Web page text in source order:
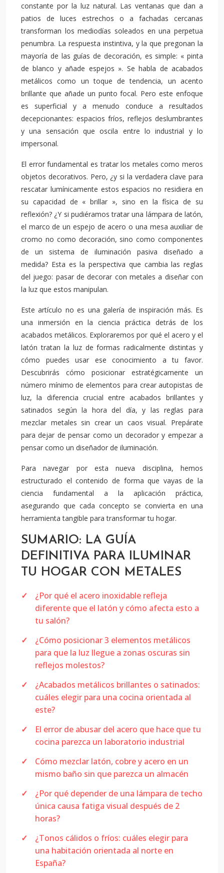
constante por la luz natural. Las ventanas que dan a
patios de luces estrechos o a fachadas cercanas
transforman los mediodías soleados en una perpetua
penumbra. La respuesta instintiva, y la que pregonan la
mayoría de las guías de decoración, es simple: « pinta
de blanco y añade espejos ». Se habla de acabados
metálicos como un toque de tendencia, un acento
brillante que añade un punto focal. Pero este enfoque
es superficial y a menudo conduce a resultados
decepcionantes: espacios fríos, reflejos deslumbrantes
y una sensación que oscila entre lo industrial y lo
impersonal.
El error fundamental es tratar los metales como meros
objetos decorativos. Pero, ¿y si la verdadera clave para
rescatar lumínicamente estos espacios no residiera en
su capacidad de « brillar », sino en la física de su
reflexión? ¿Y si pudiéramos tratar una lámpara de latón,
el marco de un espejo de acero o una mesa auxiliar de
cromo no como decoración, sino como componentes
de un sistema de iluminación pasiva diseñado a
medida? Esta es la perspectiva que cambia las reglas
del juego: pasar de decorar con metales a diseñar con
la luz que estos manipulan.
Este artículo no es una galería de inspiración más. Es
una inmersión en la ciencia práctica detrás de los
acabados metálicos. Exploraremos por qué el acero y el
latón tratan la luz de formas radicalmente distintas y
cómo puedes usar ese conocimiento a tu favor.
Descubrirás cómo posicionar estratégicamente un
número mínimo de elementos para crear autopistas de
luz, la diferencia crucial entre acabados brillantes y
satinados según la hora del día, y las reglas para
mezclar metales sin crear un caos visual. Prepárate
para dejar de pensar como un decorador y empezar a
pensar como un diseñador de iluminación.
Para navegar por esta nueva disciplina, hemos
estructurado el contenido de forma que vayas de la
ciencia fundamental a la aplicación práctica,
asegurando que cada concepto se convierta en una
herramienta tangible para transformar tu hogar.
SUMARIO: LA GUÍA
DEFINITIVA PARA ILUMINAR
TU HOGAR CON METALES
¿Por qué el acero inoxidable refleja
diferente que el latón y cómo afecta esto a
tu salón?
¿Cómo posicionar 3 elementos metálicos
para que la luz llegue a zonas oscuras sin
reflejos molestos?
¿Acabados metálicos brillantes o satinados:
cuáles elegir para una cocina orientada al
este?
El error de abusar del acero que hace que tu
cocina parezca un laboratorio industrial
Cómo mezclar latón, cobre y acero en un
mismo baño sin que parezca un almacén
¿Por qué depender de una lámpara de techo
única causa fatiga visual después de 2
horas?
¿Tonos cálidos o fríos: cuáles elegir para
una habitación orientada al norte en
España?